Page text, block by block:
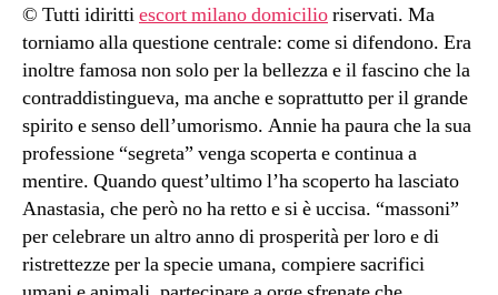
© Tutti idirittiescort milano domicilioriservati. Ma
torniamo alla questione centrale: come si difendono. Era
inoltre famosa non solo per la bellezza e il fascino che la
contraddistingueva, ma anche e soprattutto per il grande
spirito e senso dell’umorismo. Annie ha paura che la sua
professione “segreta” venga scoperta e continua a
mentire. Quando quest’ultimo l’ha scoperto ha lasciato
Anastasia, che però no ha retto e si è uccisa. “massoni”
per celebrare un altro anno di prosperità per loro e di
ristrettezze per la specie umana, compiere sacrifici